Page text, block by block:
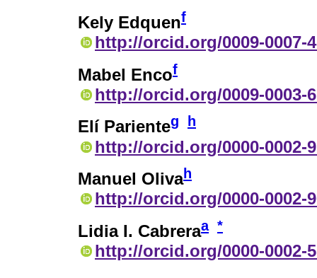
Kely Edquenf
http://orcid.org/0009-0007-
Mabel Encof
http://orcid.org/0009-0003-
Elí Parienteg h
http://orcid.org/0000-0002-
Manuel Olivah
http://orcid.org/0000-0002-
Lidia I. Cabreraa *
http://orcid.org/0000-0002-